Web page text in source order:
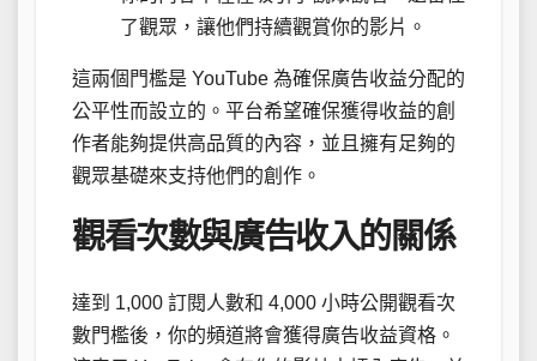
了觀眾，讓他們持續觀賞你的影片。
這兩個門檻是 YouTube 為確保廣告收益分配的
公平性而設立的。平台希望確保獲得收益的創
作者能夠提供高品質的內容，並且擁有足夠的
觀眾基礎來支持他們的創作。
觀看次數與廣告收入的關係
達到 1,000 訂閱人數和 4,000 小時公開觀看次
數門檻後，你的頻道將會獲得廣告收益資格。